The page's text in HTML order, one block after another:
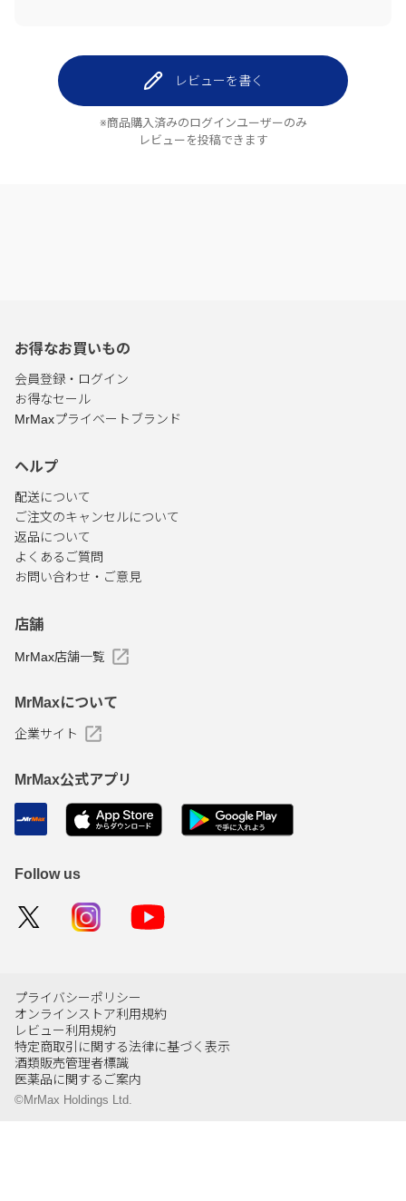
レビューを書く
※商品購入済みのログインユーザーのみ
レビューを投稿できます
お得なお買いもの
会員登録・ログイン
お得なセール
MrMaxプライベートブランド
ヘルプ
配送について
ご注文のキャンセルについて
返品について
よくあるご質問
お問い合わせ・ご意見
店舗
MrMax店舗一覧
MrMaxについて
企業サイト
MrMax公式アプリ
Follow us
プライバシーポリシー
オンラインストア利用規約
レビュー利用規約
特定商取引に関する法律に基づく表示
酒類販売管理者標識
医薬品に関するご案内
©MrMax Holdings Ltd.